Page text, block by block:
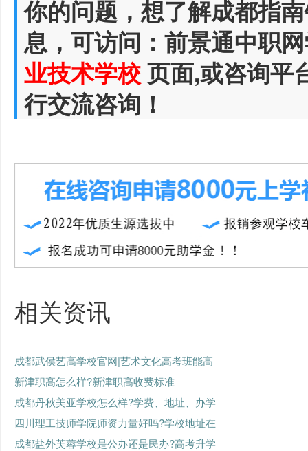
你的问题，想了解成都指
息，可访问：前景通中职
业技术学校页面,或咨询平
行交流咨询！
相关资讯
成都武侯艺高学校官网|艺术文化高考班能高
新津职高怎么样?新津职高收费标准
成都丹秋美亚学校怎么样?学费、地址、办学
四川理工技师学院师资力量好吗?学校地址在
成都盐外芙蓉学校是公办还是民办?高考升学